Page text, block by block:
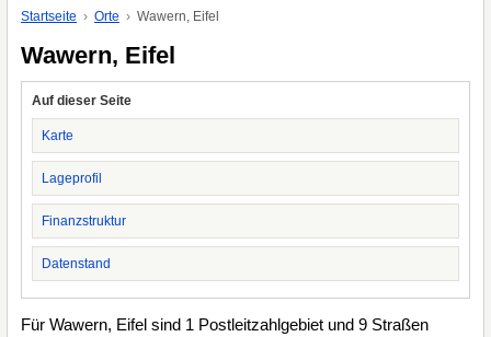
Startseite Orte Wawern, Eifel
Wawern, Eifel
Auf dieser Seite
Karte
Lageprofil
Finanzstruktur
Datenstand
Für Wawern, Eifel sind 1 Postleitzahlgebiet und 9 Straßen